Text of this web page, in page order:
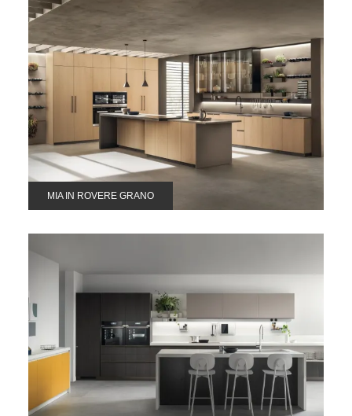
MIA IN ROVERE GRANO